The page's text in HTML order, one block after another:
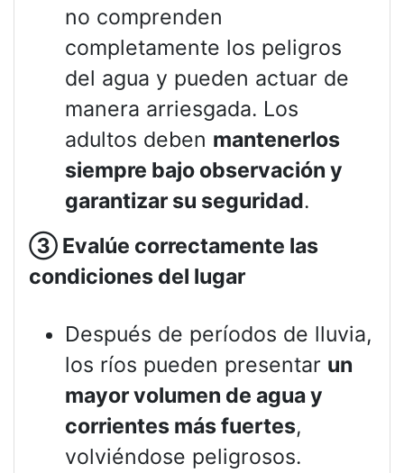
no comprenden
completamente los peligros
del agua y pueden actuar de
manera arriesgada. Los
adultos deben mantenerlos
siempre bajo observación y
garantizar su seguridad.
③ Evalúe correctamente las
condiciones del lugar
Después de períodos de lluvia,
los ríos pueden presentar un
mayor volumen de agua y
corrientes más fuertes,
volviéndose peligrosos.